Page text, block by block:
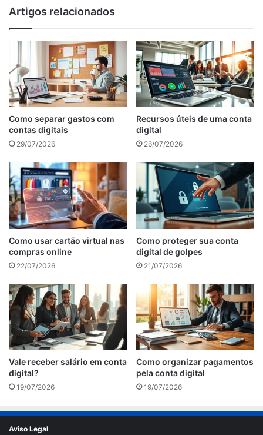
Artigos relacionados
Como separar gastos com
contas digitais
29/07/2026
Recursos úteis de uma conta
digital
26/07/2026
Como usar cartão virtual nas
compras online
22/07/2026
Como proteger sua conta
digital de golpes
21/07/2026
Vale receber salário em conta
digital?
19/07/2026
Como organizar pagamentos
pela conta digital
19/07/2026
Aviso Legal